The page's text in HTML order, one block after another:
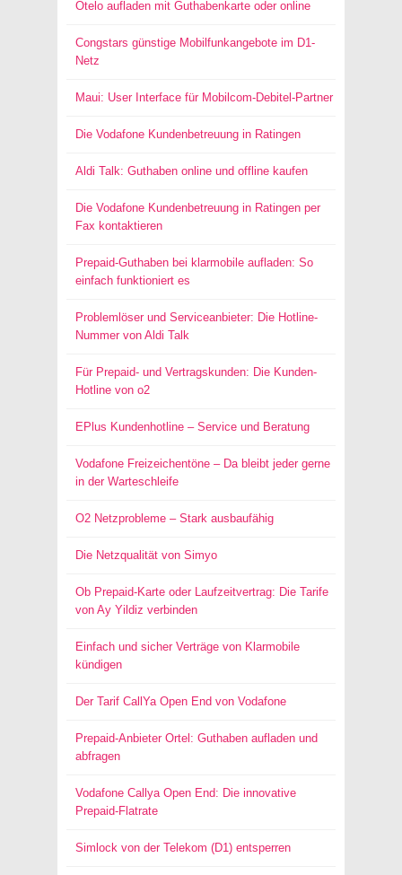
Otelo aufladen mit Guthabenkarte oder online
Congstars günstige Mobilfunkangebote im D1-
Netz
Maui: User Interface für Mobilcom-Debitel-Partner
Die Vodafone Kundenbetreuung in Ratingen
Aldi Talk: Guthaben online und offline kaufen
Die Vodafone Kundenbetreuung in Ratingen per
Fax kontaktieren
Prepaid-Guthaben bei klarmobile aufladen: So
einfach funktioniert es
Problemlöser und Serviceanbieter: Die Hotline-
Nummer von Aldi Talk
Für Prepaid- und Vertragskunden: Die Kunden-
Hotline von o2
EPlus Kundenhotline – Service und Beratung
Vodafone Freizeichentöne – Da bleibt jeder gerne
in der Warteschleife
O2 Netzprobleme – Stark ausbaufähig
Die Netzqualität von Simyo
Ob Prepaid-Karte oder Laufzeitvertrag: Die Tarife
von Ay Yildiz verbinden
Einfach und sicher Verträge von Klarmobile
kündigen
Der Tarif CallYa Open End von Vodafone
Prepaid-Anbieter Ortel: Guthaben aufladen und
abfragen
Vodafone Callya Open End: Die innovative
Prepaid-Flatrate
Simlock von der Telekom (D1) entsperren